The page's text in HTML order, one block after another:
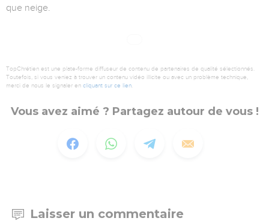
que neige.
TopChrétien est une plate-forme diffuseur de contenu de partenaires de qualité sélectionnés.
Toutefois, si vous veniez à trouver un contenu vidéo illicite ou avec un problème technique,
merci de nous le signaler en cliquant sur ce lien.
Vous avez aimé ? Partagez autour de vous !
Laisser un commentaire